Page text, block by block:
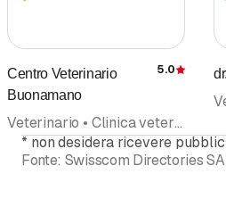
Centro Veterinario
Buonamano
5.0
Veterinario • Clinica veterinaria • Veterinario servizio di pronto soccorso • Alimenti per animali • Articoli per Animali
* non desidera ricevere
Fonte: Swisscom Directories SA